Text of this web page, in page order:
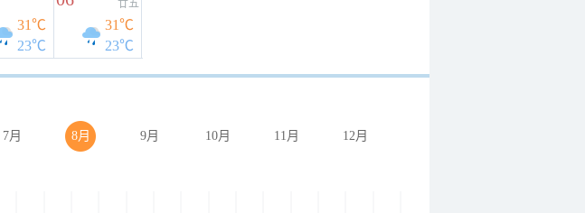
31℃
23℃
廿五
31℃
23℃
7月 8月 9月 10月 11月 12月